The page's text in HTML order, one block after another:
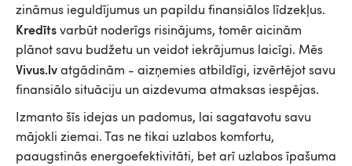
zināmus ieguldījumus un papildu finansiālos līdzekļus.
Kredītsvarbūt noderīgs risinājums, tomēr aicinām
plānot savu budžetu un veidot iekrājumus laicīgi. Mēs
Vivus.lvatgādinām - aizņemies atbildīgi, izvērtējot savu
finansiālo situāciju un aizdevuma atmaksas iespējas.
Izmanto šīs idejas un padomus, lai sagatavotu savu
mājokli ziemai. Tas ne tikai uzlabos komfortu,
paaugstinās energoefektivitāti, bet arī uzlabos īpašuma